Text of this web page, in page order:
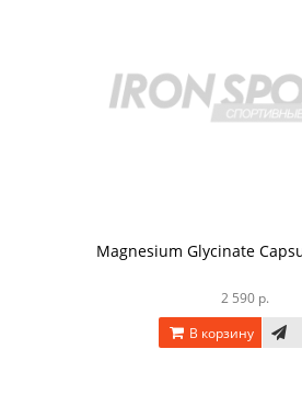
Magnesium Glycinate
2 590 р.
В корзину